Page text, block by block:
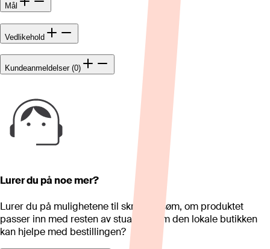
Mål
Vedlikehold
Kundeanmeldelser (0)
Lurer du på noe mer?
Lurer du på mulighetene til skreddersøm, om produktet
passer inn med resten av stua eller om den lokale butikken
kan hjelpe med bestillingen?